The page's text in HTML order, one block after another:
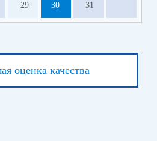
29 30 31
оценка качества